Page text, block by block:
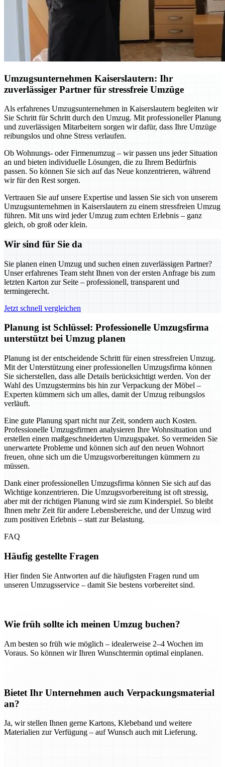
Umzugsunternehmen Kaiserslautern: Ihr
zuverlässiger Partner für stressfreie Umzüge
Als erfahrenes Umzugsunternehmen in Kaiserslautern begleiten wir
Sie Schritt für Schritt durch den Umzug. Mit professioneller Planung
und zuverlässigen Mitarbeitern sorgen wir dafür, dass Ihre Umzüge
reibungslos und ohne Stress verlaufen.
Ob Wohnungs- oder Firmenumzug – wir passen uns jeder Situation
an und bieten individuelle Lösungen, die zu Ihrem Bedürfnis
passen. So können Sie sich auf das Neue konzentrieren, während
wir für den Rest sorgen.
Vertrauen Sie auf unsere Expertise und lassen Sie sich von unserem
Umzugsunternehmen in Kaiserslautern zu einem stressfreien Umzug
führen. Mit uns wird jeder Umzug zum echten Erlebnis – ganz
gleich, ob groß oder klein.
Wir sind für Sie da
Sie planen einen Umzug und suchen einen zuverlässigen Partner?
Unser erfahrenes Team steht Ihnen von der ersten Anfrage bis zum
letzten Karton zur Seite – professionell, transparent und
termingerecht.
Jetzt schnell vergleichen
Planung ist Schlüssel: Professionelle Umzugsfirma
unterstützt bei Umzug planen
Planung ist der entscheidende Schritt für einen stressfreien Umzug.
Mit der Unterstützung einer professionellen Umzugsfirma können
Sie sicherstellen, dass alle Details berücksichtigt werden. Von der
Wahl des Umzugstermins bis hin zur Verpackung der Möbel –
Experten kümmern sich um alles, damit der Umzug reibungslos
verläuft.
Eine gute Planung spart nicht nur Zeit, sondern auch Kosten.
Professionelle Umzugsfirmen analysieren Ihre Wohnsituation und
erstellen einen maßgeschneiderten Umzugspaket. So vermeiden Sie
unerwartete Probleme und können sich auf den neuen Wohnort
freuen, ohne sich um die Umzugsvorbereitungen kümmern zu
müssen.
Dank einer professionellen Umzugsfirma können Sie sich auf das
Wichtige konzentrieren. Die Umzugsvorbereitung ist oft stressig,
aber mit der richtigen Planung wird sie zum Kinderspiel. So bleibt
Ihnen mehr Zeit für andere Lebensbereiche, und der Umzug wird
zum positiven Erlebnis – statt zur Belastung.
FAQ
Häufig gestellte Fragen
Hier finden Sie Antworten auf die häufigsten Fragen rund um
unseren Umzugsservice – damit Sie bestens vorbereitet sind.
Wie früh sollte ich meinen Umzug buchen?
Am besten so früh wie möglich – idealerweise 2–4 Wochen im
Voraus. So können wir Ihren Wunschtermin optimal einplanen.
Bietet Ihr Unternehmen auch Verpackungsmaterial
an?
Ja, wir stellen Ihnen gerne Kartons, Klebeband und weitere
Materialien zur Verfügung – auf Wunsch auch mit Lieferung.